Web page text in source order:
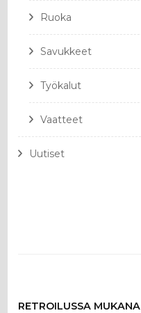
Ruoka
Savukkeet
Työkalut
Vaatteet
Uutiset
RETROILUSSA MUKANA